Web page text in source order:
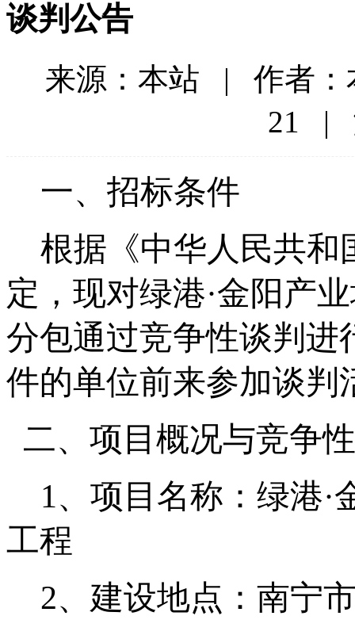
谈判公告
来源：本站 | 作者：
21 |
一、招标条件
根据《中华人民共和
定，现对绿港·金阳产业
分包通过竞争性谈判进
件的单位前来参加谈判
二、项目概况与竞争
1、项目名称：绿港·
工程
2、建设地点：南宁